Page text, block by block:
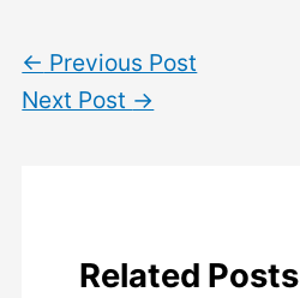
← Previous Post
Next Post →
Related Posts